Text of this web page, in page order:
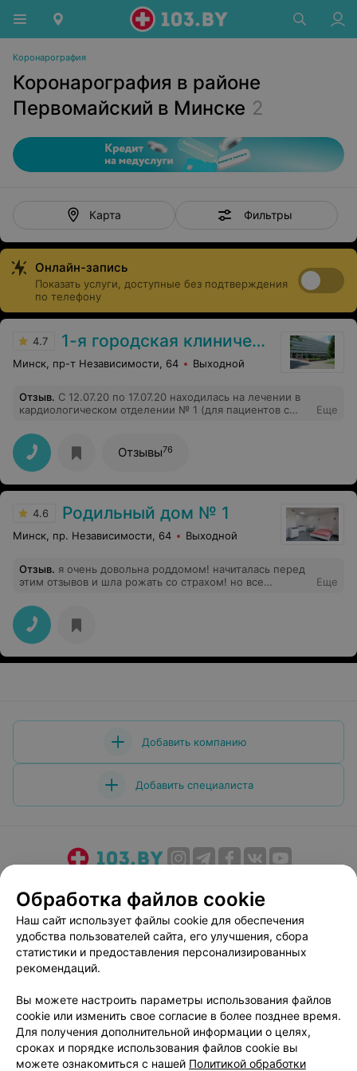
Коронарография
Коронарография в районе
Первомайский в Минске 2
Карта Фильтры
Онлайн-запись
Показать услуги, доступные без подтверждения
по телефону
4.7 1-я городская клиническая больница
Минск, пр-т Независимости, 64 Выходной
Отзыв. С 12.07.20 по 17.07.20 находилась на лечении в
кардиологическом отделении № 1 (для пациентов с
огромную благодарность лечащему врачу Фомину С.В.
за его профессионализм, отзывчивость, чуткое и
внимательное отношение к каждому пациенту. Это
добрейшей души человек. Никого не оставит без
внимания и оказания помощи. Спасибо Вам за вашу
близким!!!
Еще
Отзывы76
4.6 Родильный дом № 1
Минск, пр. Независимости, 64 Выходной
Отзыв. я очень довольна роддомом! начиталась перед
этим отзывов и шла рожать со страхом! но все
смена!!!!!! Акушерки были супер- смешили, отвлекали
от боли!!!! отношение замечательное. Отдельное
спасибо Алесе, в дородой. Она умница,замечательный
человечек- делала обезболивающие, смачивала
губы.Спасибо ей огромное
Еще
Добавить компанию
Добавить специалиста
Медицинский маркетинг
Публичный договор
Пользовательское соглашение
Способы оплаты
Вакансии
Партнеры
Написать руководителю 103.by
Персональные настройки cookie
Обработка персональных данных
Обработка файлов cookie
Наш сайт использует файлы cookie для обеспечения
удобства пользователей сайта, его улучшения, сбора
статистики и предоставления персонализированных
рекомендаций.
Вы можете настроить параметры использования файлов
cookie или изменить свое согласие в более позднее время.
Для получения дополнительной информации о целях,
сроках и порядке использования файлов cookie вы
можете ознакомиться с нашей Политикой обработки